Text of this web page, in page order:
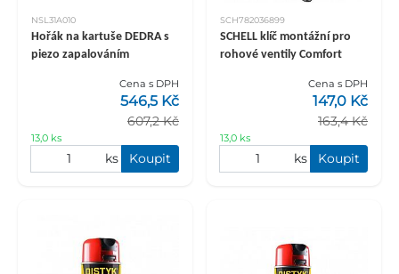
NSL31A010
Hořák na kartuše DEDRA s
piezo zapalováním
Cena s DPH
607,2 Kč
546,5 Kč
13,0 ks
ks Koupit
SCH782036899
SCHELL klíč montážní pro
rohové ventily Comfort
Cena s DPH
163,4 Kč
147,0 Kč
13,0 ks
ks Koupit